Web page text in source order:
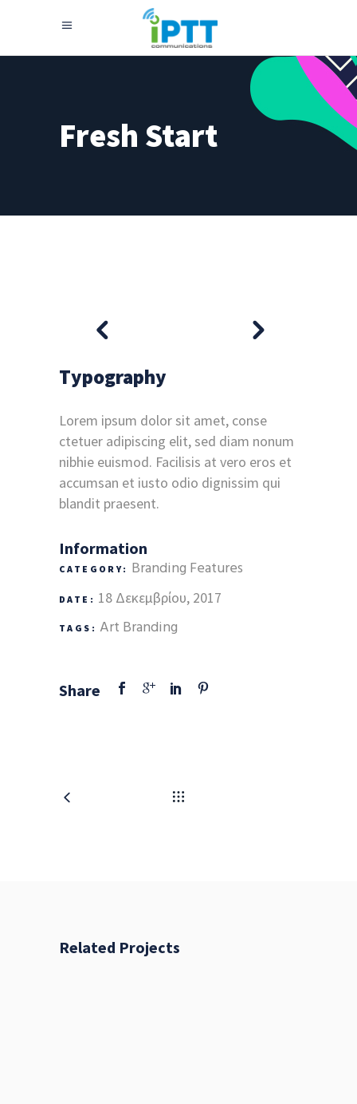
Fresh Start
Typography
Lorem ipsum dolor sit amet, conse
ctetuer adipiscing elit, sed diam nonum
nibhie euismod. Facilisis at vero eros et
accumsan et iusto odio dignissim qui
blandit praesent.
Information
CATEGORY: Branding Features
DATE: 18 Δεκεμβρίου, 2017
TAGS: Art Branding
Share
Related Projects